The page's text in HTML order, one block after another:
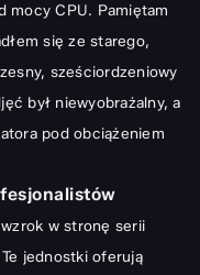
mocy CPU. Pamiętam
się ze starego,
sześciordzeniowy
był niewyobrażalny, a
pod obciążeniem
w stronę serii
jednostki oferują